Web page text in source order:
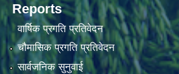
Reports
वार्षिक प्रगति प्रतिवेदन
चौमासिक प्रगति प्रतिवेदन
सार्वजनिक सुनुवाई